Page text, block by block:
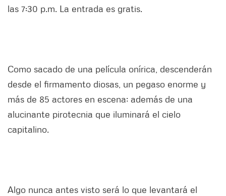
las 7:30 p.m. La entrada es gratis.
Como sacado de una película onírica, descenderán
desde el firmamento diosas, un pegaso enorme y
más de 85 actores en escena; además de una
alucinante pirotecnia que iluminará el cielo
capitalino.
Algo nunca antes visto será lo que levantará el